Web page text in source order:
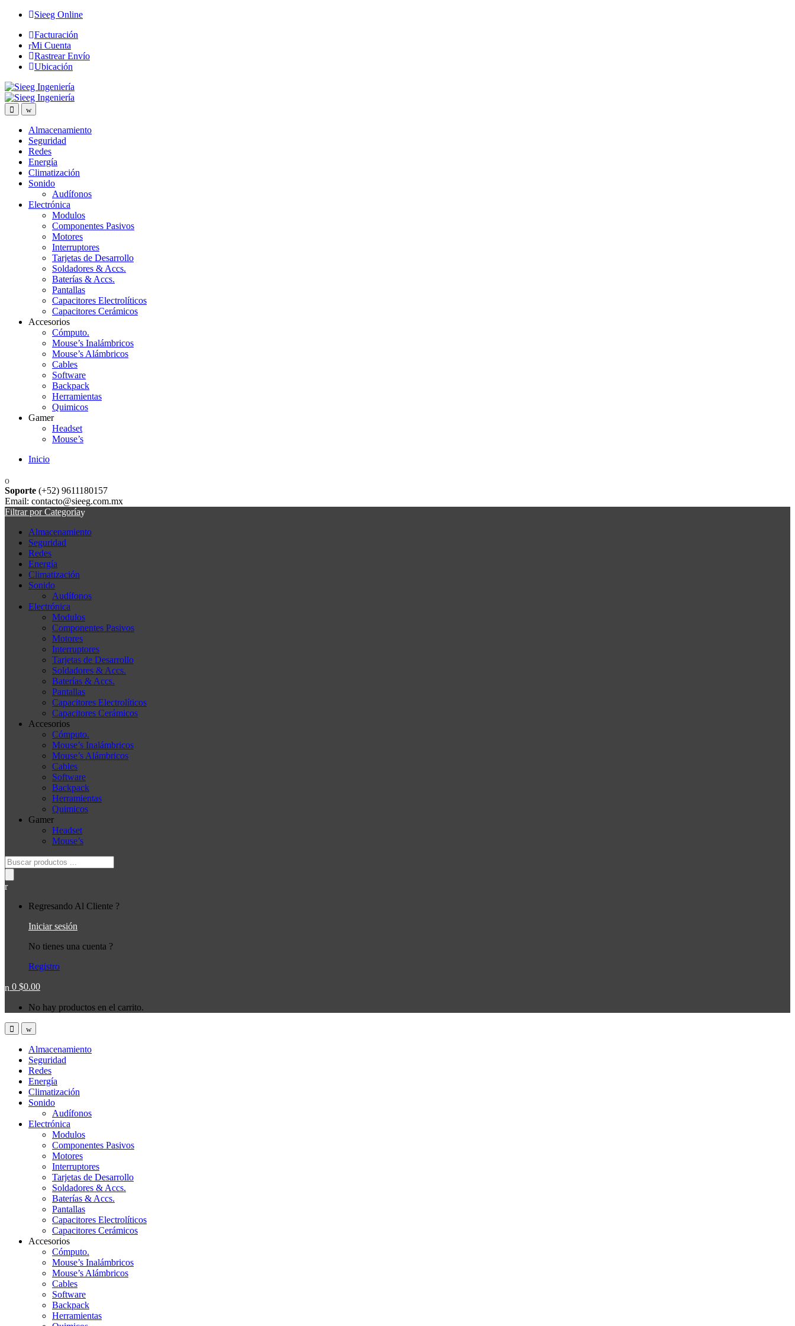
Saltar
navegación
Saltar
contenido
Sieeg Online
Facturación
Mi Cuenta
Rastrear Envío
Ubicación
Almacenamiento
Seguridad
Redes
Energía
Climatización
Sonido
Audífonos
Electrónica
Modulos
Componentes Pasivos
Motores
Interruptores
Tarjetas de Desarrollo
Soldadores & Accs.
Baterías & Accs.
Pantallas
Capacitores Electrolíticos
Capacitores Cerámicos
Accesorios
Cómputo.
Mouse’s Inalámbricos
Mouse’s Alámbricos
Cables
Software
Backpack
Herramientas
Quimicos
Gamer
Headset
Mouse’s
Inicio
Soporte (+52) 9611180157
Email: contacto@sieeg.com.mx
Filtrar por Categoría
Almacenamiento
Seguridad
Redes
Energía
Climatización
Sonido
Audífonos
Electrónica
Modulos
Componentes Pasivos
Motores
Interruptores
Tarjetas de Desarrollo
Soldadores & Accs.
Baterías & Accs.
Pantallas
Capacitores Electrolíticos
Capacitores Cerámicos
Accesorios
Cómputo.
Mouse’s Inalámbricos
Mouse’s Alámbricos
Cables
Software
Backpack
Herramientas
Quimicos
Gamer
Headset
Mouse’s
Búsqueda
de
productos
Regresando Al Cliente ?
Iniciar sesión
No tienes una cuenta ?
Registro
0 $0.00
No hay productos en el carrito.
Almacenamiento
Seguridad
Redes
Energía
Climatización
Sonido
Audífonos
Electrónica
Modulos
Componentes Pasivos
Motores
Interruptores
Tarjetas de Desarrollo
Soldadores & Accs.
Baterías & Accs.
Pantallas
Capacitores Electrolíticos
Capacitores Cerámicos
Accesorios
Cómputo.
Mouse’s Inalámbricos
Mouse’s Alámbricos
Cables
Software
Backpack
Herramientas